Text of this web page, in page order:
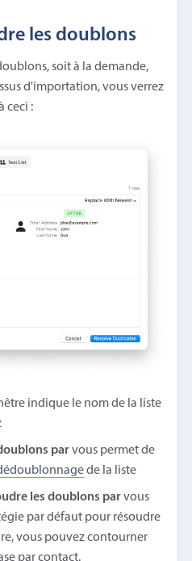
les doublons
soit à la demande,
d'importation, vous verrez
ceci :
indique le nom de la liste
parvous permet de
de la liste
les doublons parvous
par défaut pour résoudre
vous pouvez contourner
par contact.